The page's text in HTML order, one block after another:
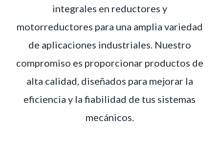
integrales en reductores y
motorreductores para una amplia variedad
de aplicaciones industriales. Nuestro
compromiso es proporcionar productos de
alta calidad, diseñados para mejorar la
eficiencia y la fiabilidad de tus sistemas
mecánicos.